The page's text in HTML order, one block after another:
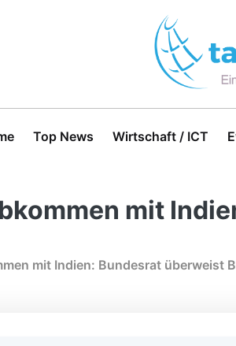
Top News Wirtschaft / ICT
mit
mit Indien: Bundesrat überweist